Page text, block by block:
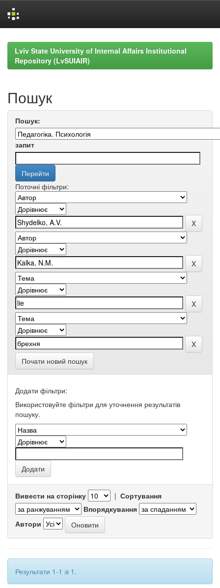
navigationLviv State University of Internal Affairs Institutional
Repository (LvSUIAIR)
Пошук
Пошук:
запит
Поточні фільтри:
Почати новий пошук
Додати фільтри:
Використовуйте фільтри для уточнення результатів
пошуку.
Вивести на сторінку | Сортування
Впорядкування
Автори
Результати 1-1 зі 1.